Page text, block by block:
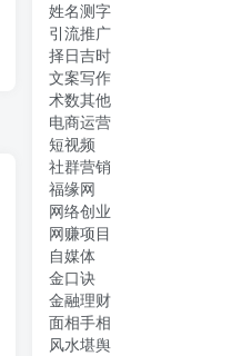
抖音全民k歌5.0新玩法，直播挂小雪花卖教程月入10万，小白轻松上手，保…
姓名测字
引流推广
择日吉时
文案写作
术数其他
电商运营
短视频
社群营销
福缘网
网络创业
网赚项目
自媒体
金口诀
金融理财
面相手相
风水堪舆